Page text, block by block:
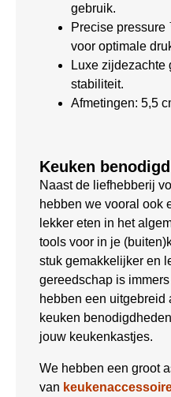
gebruik.
Precise
voor optimale
Luxe zijdezachte
stabiliteit.
Afmetingen: 5,5
Keuken
Naast de liefhebberij
hebben we vooral ook
lekker eten in het
tools voor in je
stuk gemakkelijker en
gereedschap is
hebben een uitgebreid
keuken
jouw keukenkastjes.
We hebben een groot
van